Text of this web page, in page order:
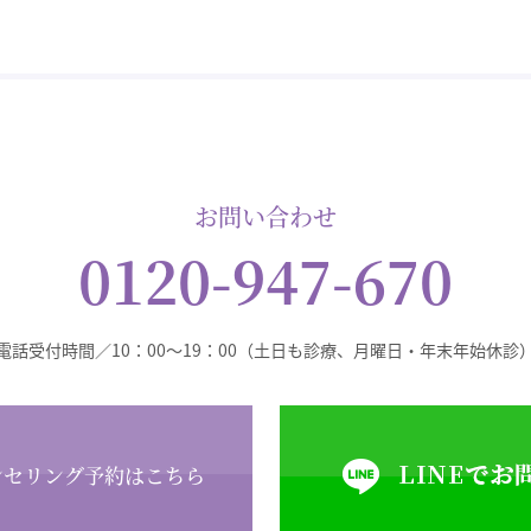
お問い合わせ
0120-947-670
話受付時間／10：00～19：00 （土日も診療、月曜日・年末年始休診
リング予約はこちら